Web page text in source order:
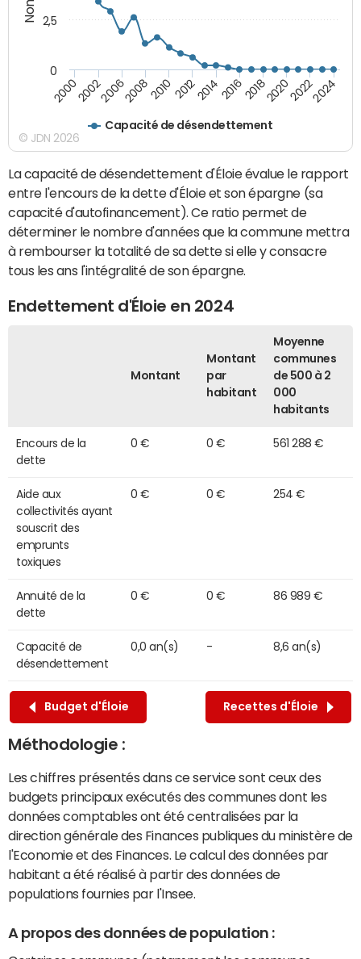
Capacité de désendettement
20002002200620082010 2012201420162018202020222024
0
2,5
© JDN 2026
La capacité de désendettement d'Éloie évalue le rapport
entre l'encours de la dette d'Éloie et son épargne (sa
capacité d'autofinancement). Ce ratio permet de
déterminer le nombre d'années que la commune mettra
à rembourser la totalité de sa dette si elle y consacre
tous les ans l'intégralité de son épargne.
Endettement d'Éloie en 2024
Montant
Montant
par
habitant
Moyenne
communes
de 500 à 2
000
habitants
Encours de la
dette
0 € 0 € 561 288 €
Aide aux
collectivités ayant
souscrit des
emprunts
toxiques
0 € 0 € 254 €
Annuité de la
dette
0 € 0 € 86 989 €
Capacité de
désendettement
0,0 an(s) - 8,6 an(s)
Budget d'Éloie Recettes d'Éloie
Méthodologie :
Les chiffres présentés dans ce service sont ceux des
budgets principaux exécutés des communes dont les
données comptables ont été centralisées par la
direction générale des Finances publiques du ministère de
l'Economie et des Finances. Le calcul des données par
habitant a été réalisé à partir des données de
populations fournies par l'Insee.
A propos des données de population :